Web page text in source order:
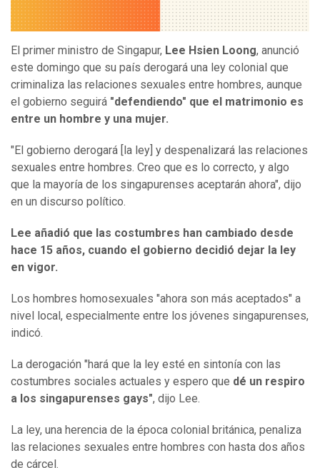
El primer ministro de Singapur, Lee Hsien Loong, anunció
este domingo que su país derogará una ley colonial que
criminaliza las relaciones sexuales entre hombres, aunque
el gobierno seguirá "defendiendo" que el matrimonio es
entre un hombre y una mujer.
"El gobierno derogará [la ley] y despenalizará las relaciones
sexuales entre hombres. Creo que es lo correcto, y algo
que la mayoría de los singapurenses aceptarán ahora", dijo
en un discurso político.
Lee añadió que las costumbres han cambiado desde
hace 15 años, cuando el gobierno decidió dejar la ley
en vigor.
Los hombres homosexuales "ahora son más aceptados" a
nivel local, especialmente entre los jóvenes singapurenses,
indicó.
La derogación "hará que la ley esté en sintonía con las
costumbres sociales actuales y espero que dé un respiro
a los singapurenses gays", dijo Lee.
La ley, una herencia de la época colonial británica, penaliza
las relaciones sexuales entre hombres con hasta dos años
de cárcel.